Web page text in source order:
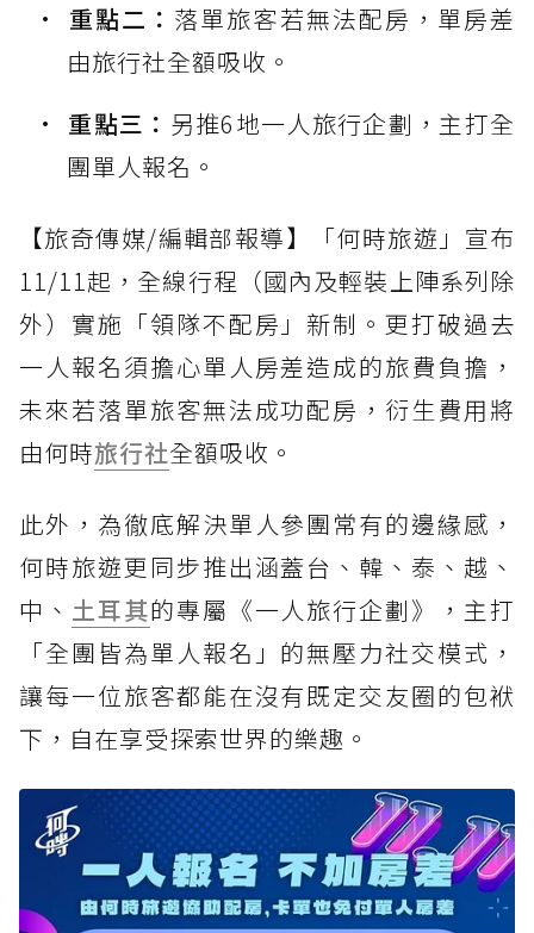
重點二： 落單旅客若無法配房，單房差
由旅行社全額吸收。
重點三： 另推6地一人旅行企劃，主打全
團單人報名。
【旅奇傳媒/編輯部報導】「何時旅遊」宣布
11/11起，全線行程（國內及輕裝上陣系列除
外）實施「領隊不配房」新制。更打破過去
一人報名須擔心單人房差造成的旅費負擔，
未來若落單旅客無法成功配房，衍生費用將
由何時旅行社全額吸收。
此外，為徹底解決單人參團常有的邊緣感，
何時旅遊更同步推出涵蓋台、韓、泰、越、
中、 土耳其的專屬《一人旅行企劃》，主打
「全團皆為單人報名」的無壓力社交模式，
讓每一位旅客都能在沒有既定交友圈的包袱
下，自在享受探索世界的樂趣。